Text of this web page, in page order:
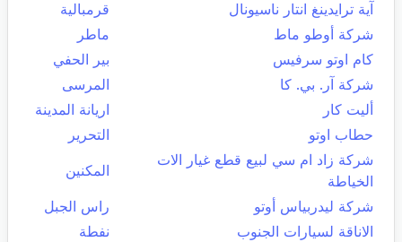
آية ترايدينغ انتار ناسيونال
قرمبالية
شركة أوطو ماط
ماطر
كام اوتو سرفيس
بير الحفي
شركة آر. بي. كا
المرسى
أليت كار
اريانة المدينة
حطاب اوتو
التحرير
شركة زاد ام سي لبيع قطع غيار الات
الخياطة
المكنين
شركة ليدربياس أوتو
راس الجبل
الاناقة لسيارات الجنوب
نفطة